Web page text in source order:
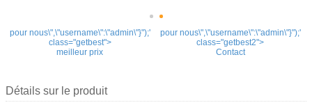
pour nous\",\"username\":\"admin\"}");'
class="getbest">
meilleur prix
pour nous\",\"username\":\"admin\"}");'
class="getbest2">
Contact
Détails sur le produit